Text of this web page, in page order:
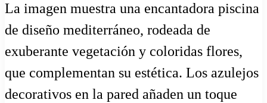
La imagen muestra una encantadora piscina
de diseño mediterráneo, rodeada de
exuberante vegetación y coloridas flores,
que complementan su estética. Los azulejos
decorativos en la pared añaden un toque